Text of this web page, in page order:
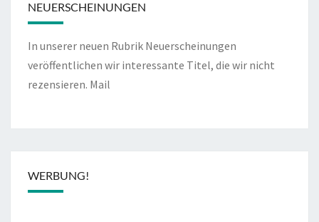
NEUERSCHEINUNGEN
In unserer neuen Rubrik Neuerscheinungen
veröffentlichen wir interessante Titel, die wir nicht
rezensieren. Mail
WERBUNG!